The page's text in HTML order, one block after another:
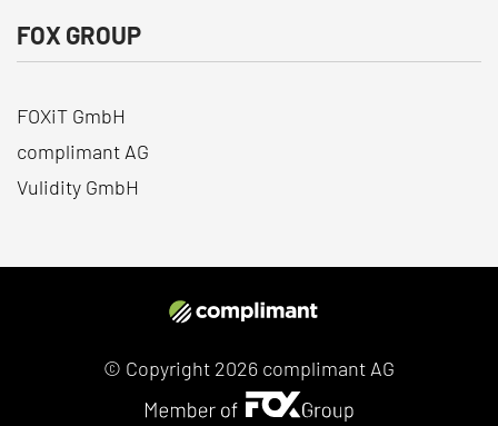
FOX GROUP
FOXiT GmbH
complimant AG
Vulidity GmbH
© Copyright 2026 complimant AG